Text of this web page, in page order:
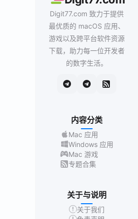
Digit77.com 致力于提供
最优质的 macOS 应用、
游戏以及跨平台软件资源
下载，助力每一位开发者
的数字生活。
内容分类
Mac 应用
Windows 应用
Mac 游戏
专题合集
关于与说明
关于我们